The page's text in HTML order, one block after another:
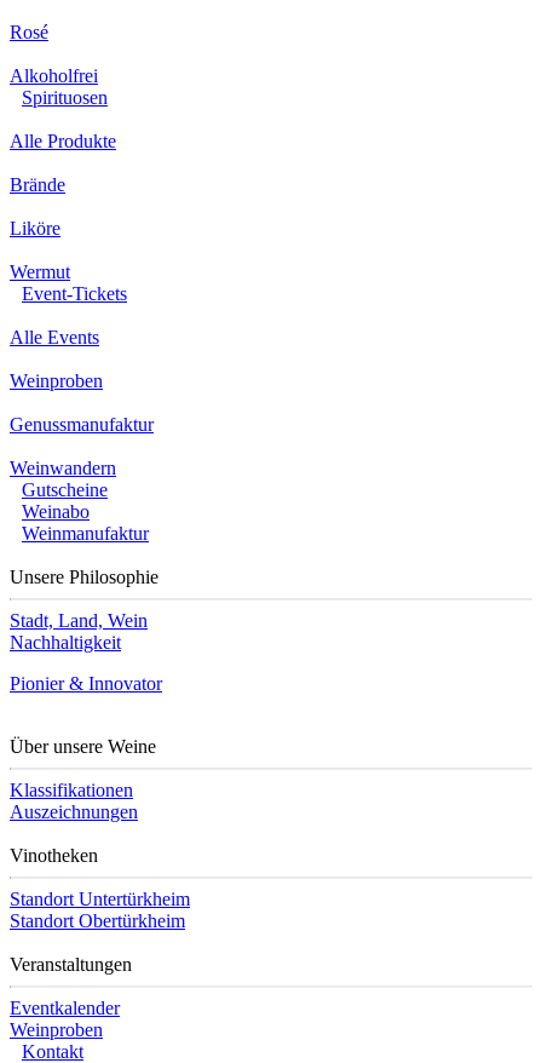
Rosé
Alkoholfrei
Spirituosen
Alle Produkte
Brände
Liköre
Wermut
Event-Tickets
Alle Events
Weinproben
Genussmanufaktur
Weinwandern
Gutscheine
Weinabo
Weinmanufaktur
Unsere Philosophie
Stadt, Land, Wein
Nachhaltigkeit
Pionier & Innovator
Über unsere Weine
Klassifikationen
Auszeichnungen
Vinotheken
Standort Untertürkheim
Standort Obertürkheim
Veranstaltungen
Eventkalender
Weinproben
Kontakt